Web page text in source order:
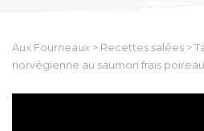
Aux Fourneaux > Recettes salées >
norvégienne au saumon frais